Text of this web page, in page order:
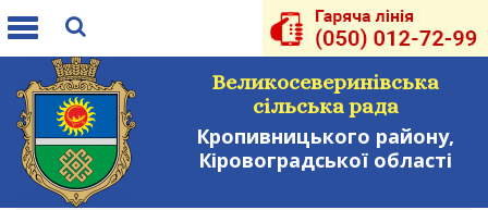
Toggle
Великосеверинівська
сільська рада
Кропивницького району,
Кіровоградської області